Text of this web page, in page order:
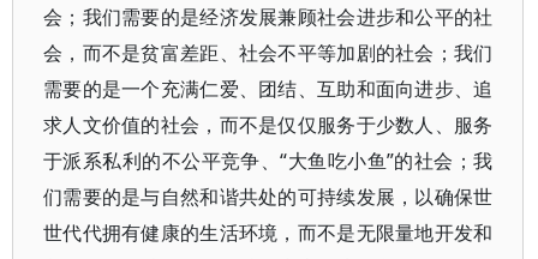
会；我们需要的是经济发展兼顾社会进步和公平的社
会，而不是贫富差距、社会不平等加剧的社会；我们
需要的是一个充满仁爱、团结、互助和面向进步、追
求人文价值的社会，而不是仅仅服务于少数人、服务
于派系私利的不公平竞争、“大鱼吃小鱼”的社会；我
们需要的是与自然和谐共处的可持续发展，以确保世
世代代拥有健康的生活环境，而不是无限量地开发和